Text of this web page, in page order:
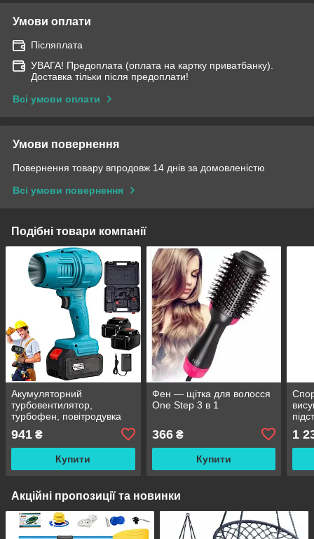
Умови оплати
Післяплата
УВАГА! Предоплата (оплата на картку приватбанку).
Доставка тільки після предоплати!
Всі умови оплати
Умови повернення
Повернення товару впродовж 14 днів за домовленістю
Всі умови повернення
Подібні товари компанії
Акумуляторний
турбовентилятор,
турбофен, повітродувка
9643 з двома батареями в
кейсі / Вітродув
акумуляторний
941 ₴
Купити
Фен — щітка для волосся
One Step 3 в 1
366₴
Купити
1
Акційні пропозиції та новинки